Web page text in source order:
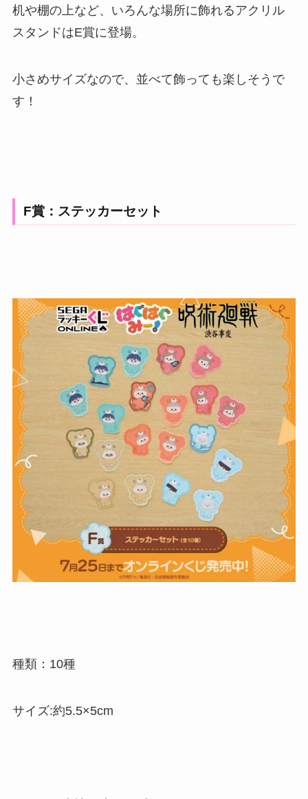
机や棚の上など、いろんな場所に飾れるアクリル
スタンドはE賞に登場。
小さめサイズなので、並べて飾っても楽しそうで
す！
F賞：ステッカーセット
種類：10種
サイズ:約5.5×5cm